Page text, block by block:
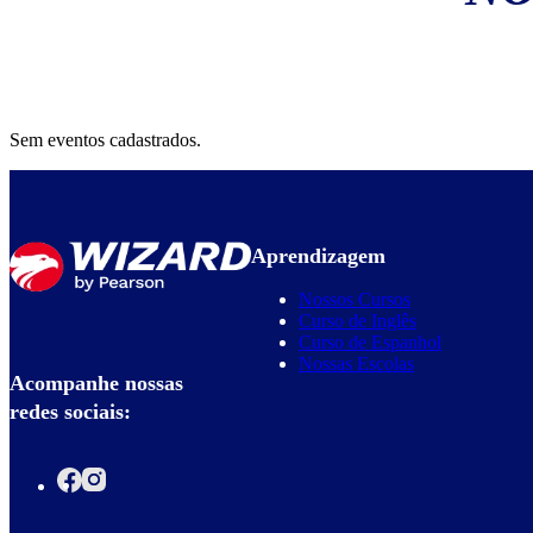
Sem eventos cadastrados.
Acompanhe nossas
redes sociais:
Aprendizagem
Nossos Cursos
Curso de Inglês
Curso de Espanhol
Nossas Escolas